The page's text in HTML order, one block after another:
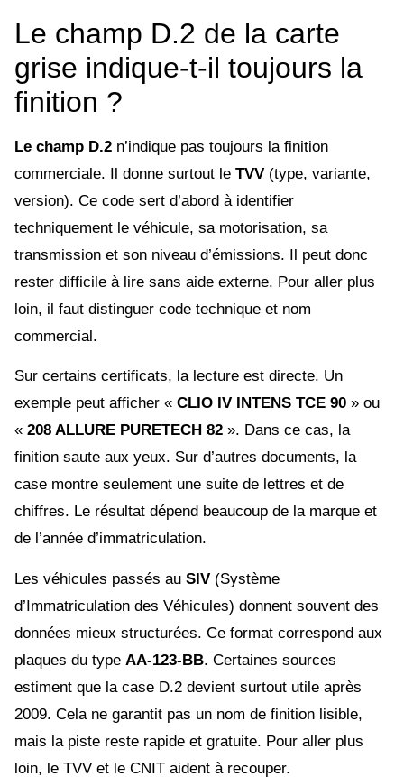
Le champ D.2 de la carte
grise indique-t-il toujours la
finition ?
Le champ D.2 n’indique pas toujours la finition
commerciale. Il donne surtout le TVV (type, variante,
version). Ce code sert d’abord à identifier
techniquement le véhicule, sa motorisation, sa
transmission et son niveau d’émissions. Il peut donc
rester difficile à lire sans aide externe. Pour aller plus
loin, il faut distinguer code technique et nom
commercial.
Sur certains certificats, la lecture est directe. Un
exemple peut afficher « CLIO IV INTENS TCE 90 » ou
« 208 ALLURE PURETECH 82 ». Dans ce cas, la
finition saute aux yeux. Sur d’autres documents, la
case montre seulement une suite de lettres et de
chiffres. Le résultat dépend beaucoup de la marque et
de l’année d’immatriculation.
Les véhicules passés au SIV (Système
d’Immatriculation des Véhicules) donnent souvent des
données mieux structurées. Ce format correspond aux
plaques du type AA-123-BB. Certaines sources
estiment que la case D.2 devient surtout utile après
2009. Cela ne garantit pas un nom de finition lisible,
mais la piste reste rapide et gratuite. Pour aller plus
loin, le TVV et le CNIT aident à recouper.